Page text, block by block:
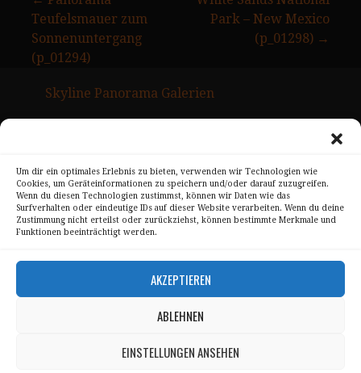
Um dir ein optimales Erlebnis zu bieten, verwenden wir Technologien wie
Cookies, um Geräteinformationen zu speichern und/oder darauf zuzugreifen.
Wenn du diesen Technologien zustimmst, können wir Daten wie das
Surfverhalten oder eindeutige IDs auf dieser Website verarbeiten. Wenn du deine
Zustimmung nicht erteilst oder zurückziehst, können bestimmte Merkmale und
Funktionen beeinträchtigt werden.
AKZEPTIEREN
ABLEHNEN
EINSTELLUNGEN ANSEHEN
Teufelsmauer zum
Sonnenuntergang
(p_01294)
Park – New Mexico
(p_01298) →
Skyline Panorama Galerien
Kontakt
Alle Bilder unterliegen dem Urheberrecht von
Sebastian Trandafir
All pictures © 2008 – 2026 by